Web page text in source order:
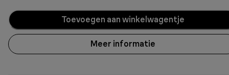
Toevoegen aan winkelwagentje
Meer informatie